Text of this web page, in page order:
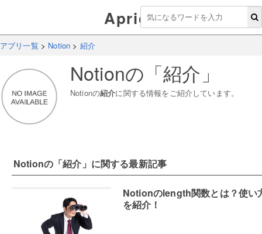
Aprico
アプリ一覧 > Notion > 紹介
Notionの「紹介 」
Notionの紹介に関する情報をご紹介しています。
Notionの「紹介 」に関する最新記事
Notionのlength関数とは？使い
を紹介！